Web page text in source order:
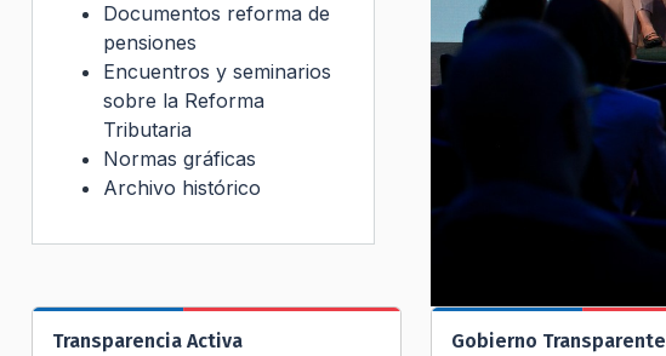
Documentos reforma de
pensiones
Encuentros y seminarios
sobre la Reforma
Tributaria
Normas gráficas
Archivo histórico
Transparencia Activa
Gobierno Transparente